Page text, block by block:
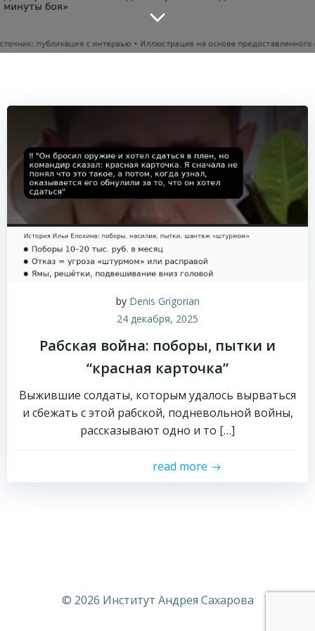
by Denis Grigorian
24 декабря, 2025
Рабская война: поборы, пытки и
“красная карточка”
Выжившие солдаты, которым удалось вырваться
и сбежать с этой рабской, подневольной войны,
рассказывают одно и то […]
read more
© 2026 Институт Андрея Сахарова